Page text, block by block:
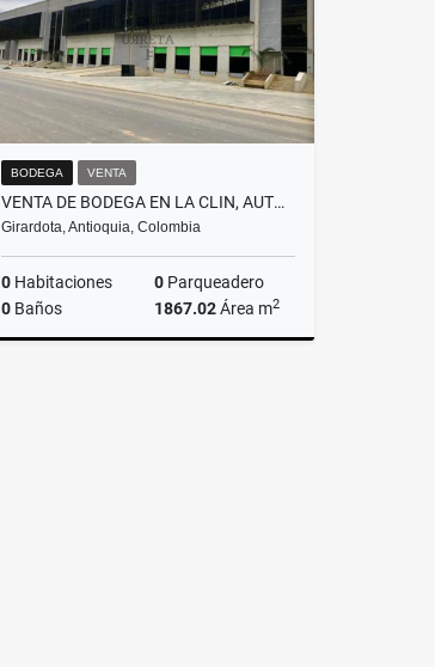
BODEGA VENTA
VENTA DE BODEGA EN LA CLIN, AUTOPISTA NORTE (BELLO-HATILLO)
Girardota, Antioquia, Colombia
0 Habitaciones 0 Parqueadero
0 Baños 1867.02Área m2